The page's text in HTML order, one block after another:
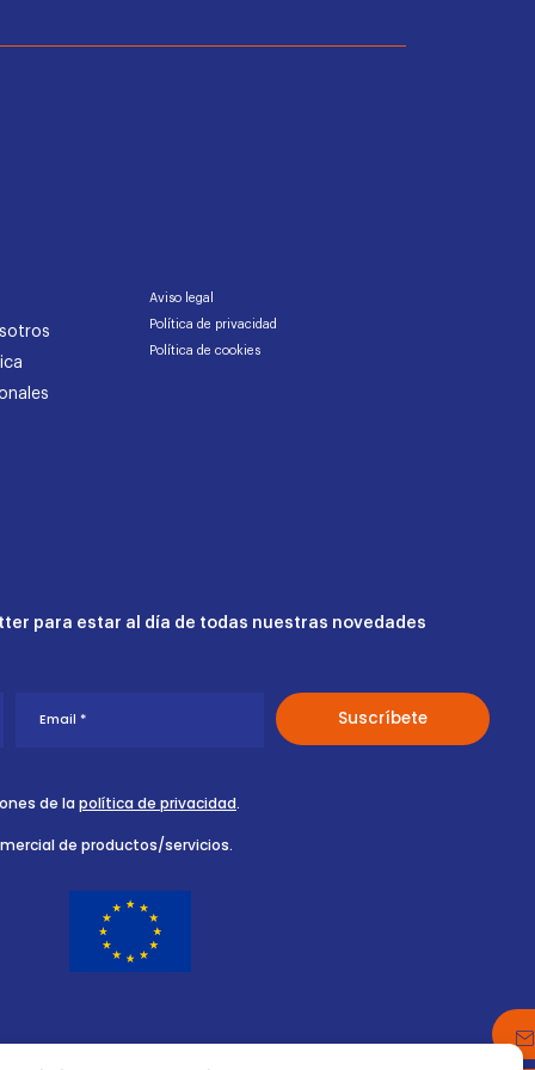
Aviso legal
Política de privacidad
Política de cookies
para estar al día de todas nuestras novedades
de la política de privacidad.
de productos/servicios.